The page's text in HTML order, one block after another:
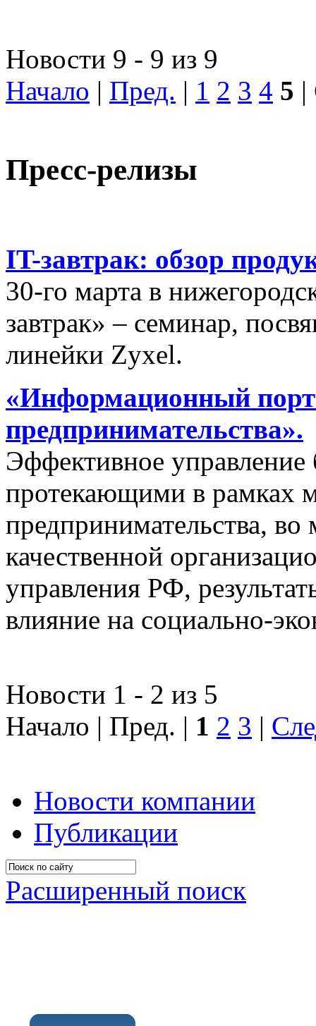
Новости 9 - 9 из 9
Начало | Пред. | 1 2 3 4 5 |
Пресс-релизы
IT-завтрак: обзор
30-го марта в
завтрак» – семинар,
линейки Zyxel.
«Информационный
предпринимательства».
Эффективное управление
протекающими в рамках
предпринимательства,
качественной
управления РФ,
влияние на социально-
Новости 1 - 2 из 5
Начало | Пред. | 1 2 3 |
Новости компании
Публикации
Расширенный поиск